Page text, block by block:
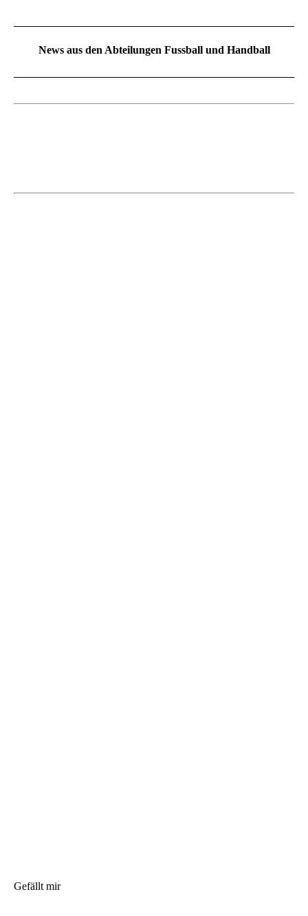
News aus den Abteilungen Fussball und Handball
Gefällt mir